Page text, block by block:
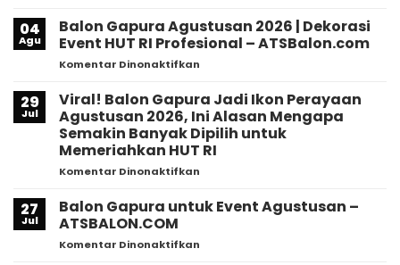
Gapura
Jadi
Rahasia
Ini
Alasan
Mengapa
Banyak
Brand
04
Agu
Balon Gapura Agustusan 2026 | Dekorasi
Event HUT RI Profesional – ATSBalon.com
Komentar Dinonaktifkan
Gapura
Agustusan
2026
|
Dekorasi
RI
Profesional
29
Jul
Viral! Balon Gapura Jadi Ikon Perayaan
Agustusan 2026, Ini Alasan Mengapa
Semakin Banyak Dipilih untuk
Memeriahkan HUT RI
Komentar Dinonaktifkan
Balon
Gapura
27
Jul
Balon Gapura untuk Event Agustusan –
ATSBALON.COM
Komentar Dinonaktifkan